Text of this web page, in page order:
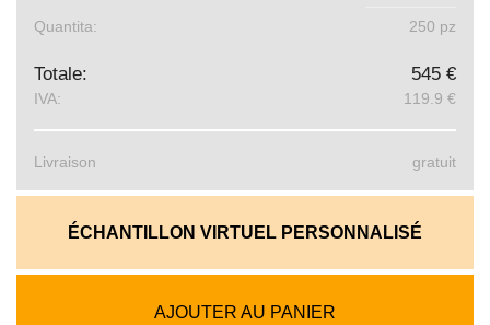
Quantita: 250 pz
Totale: 545 €
IVA: 119.9 €
Livraison gratuit
ÉCHANTILLON VIRTUEL PERSONNALISÉ
AJOUTER AU PANIER